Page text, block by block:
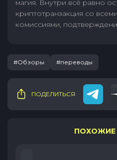
магия. Внутри всё равно
криптотранзакция со
комиссиями,
#Обзоры #переводы
ПОДЕЛИТЬСЯ
ПОХОЖИЕ